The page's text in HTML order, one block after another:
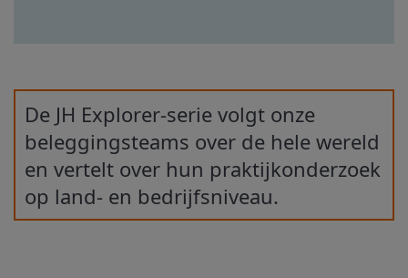
De JH Explorer-serie volgt onze
beleggingsteams over de hele wereld
en vertelt over hun praktijkonderzoek
op land- en bedrijfsniveau.